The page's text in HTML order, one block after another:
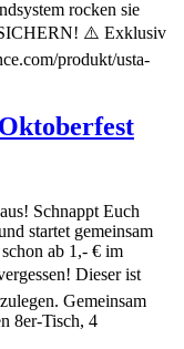
rocken sie
⚠️ Exklusiv
produkt/usta-
Schnappt Euch
startet gemeinsam
ab 1,- € im
Dieser ist
Gemeinsam
8er-Tisch, 4